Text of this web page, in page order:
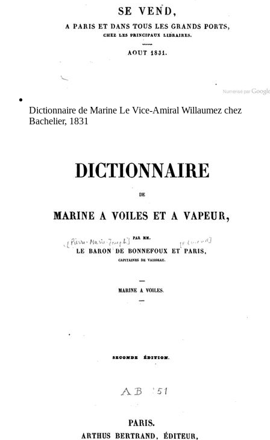
Dictionnaire de Marine Le Vice-Amiral Willaumez chez
Bachelier, 1831